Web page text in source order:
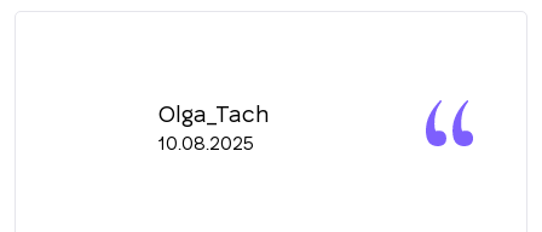
Olga_Tach
10.08.2025